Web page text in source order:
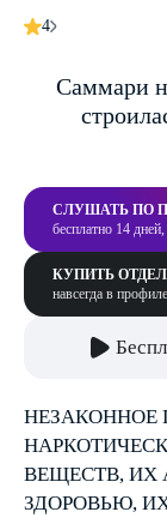
4
Саммари
СЛУШАТЬ ПО
бесплатно 14
КУПИТЬ
навсегда в
НЕЗАКОННОЕ
ВЕЩЕСТВ, ИХ
ЗДОРОВЬЮ,